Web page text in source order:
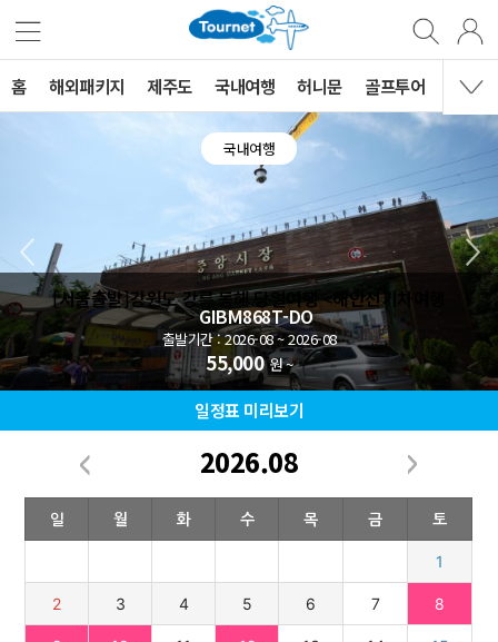
홈 해외패키지 제주도 국내여행 허니문 골프투어 MVG
국내여행
[서울출발]강원도 강릉 동해 당일여행 <해안선기차여행
>GIBM868T-DO
출발기간 : 2026-08 ~ 2026-08
55,000원 ~
일정표 미리보기
2026.08